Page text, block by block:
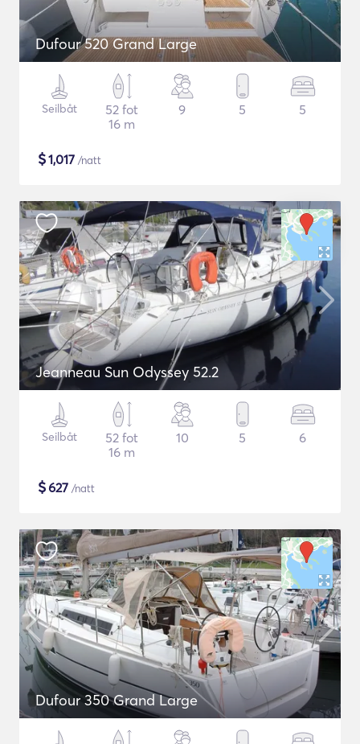
Dufour 520 Grand Large
Seilbåt
52 fot
16 m
9 5 5
$1,017 /natt
Jeanneau Sun Odyssey 52.2
Seilbåt
52 fot
16 m
10 5 6
$627 /natt
Dufour 350 Grand Large